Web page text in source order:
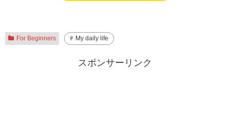
For Beginners My daily life
スポンサーリンク